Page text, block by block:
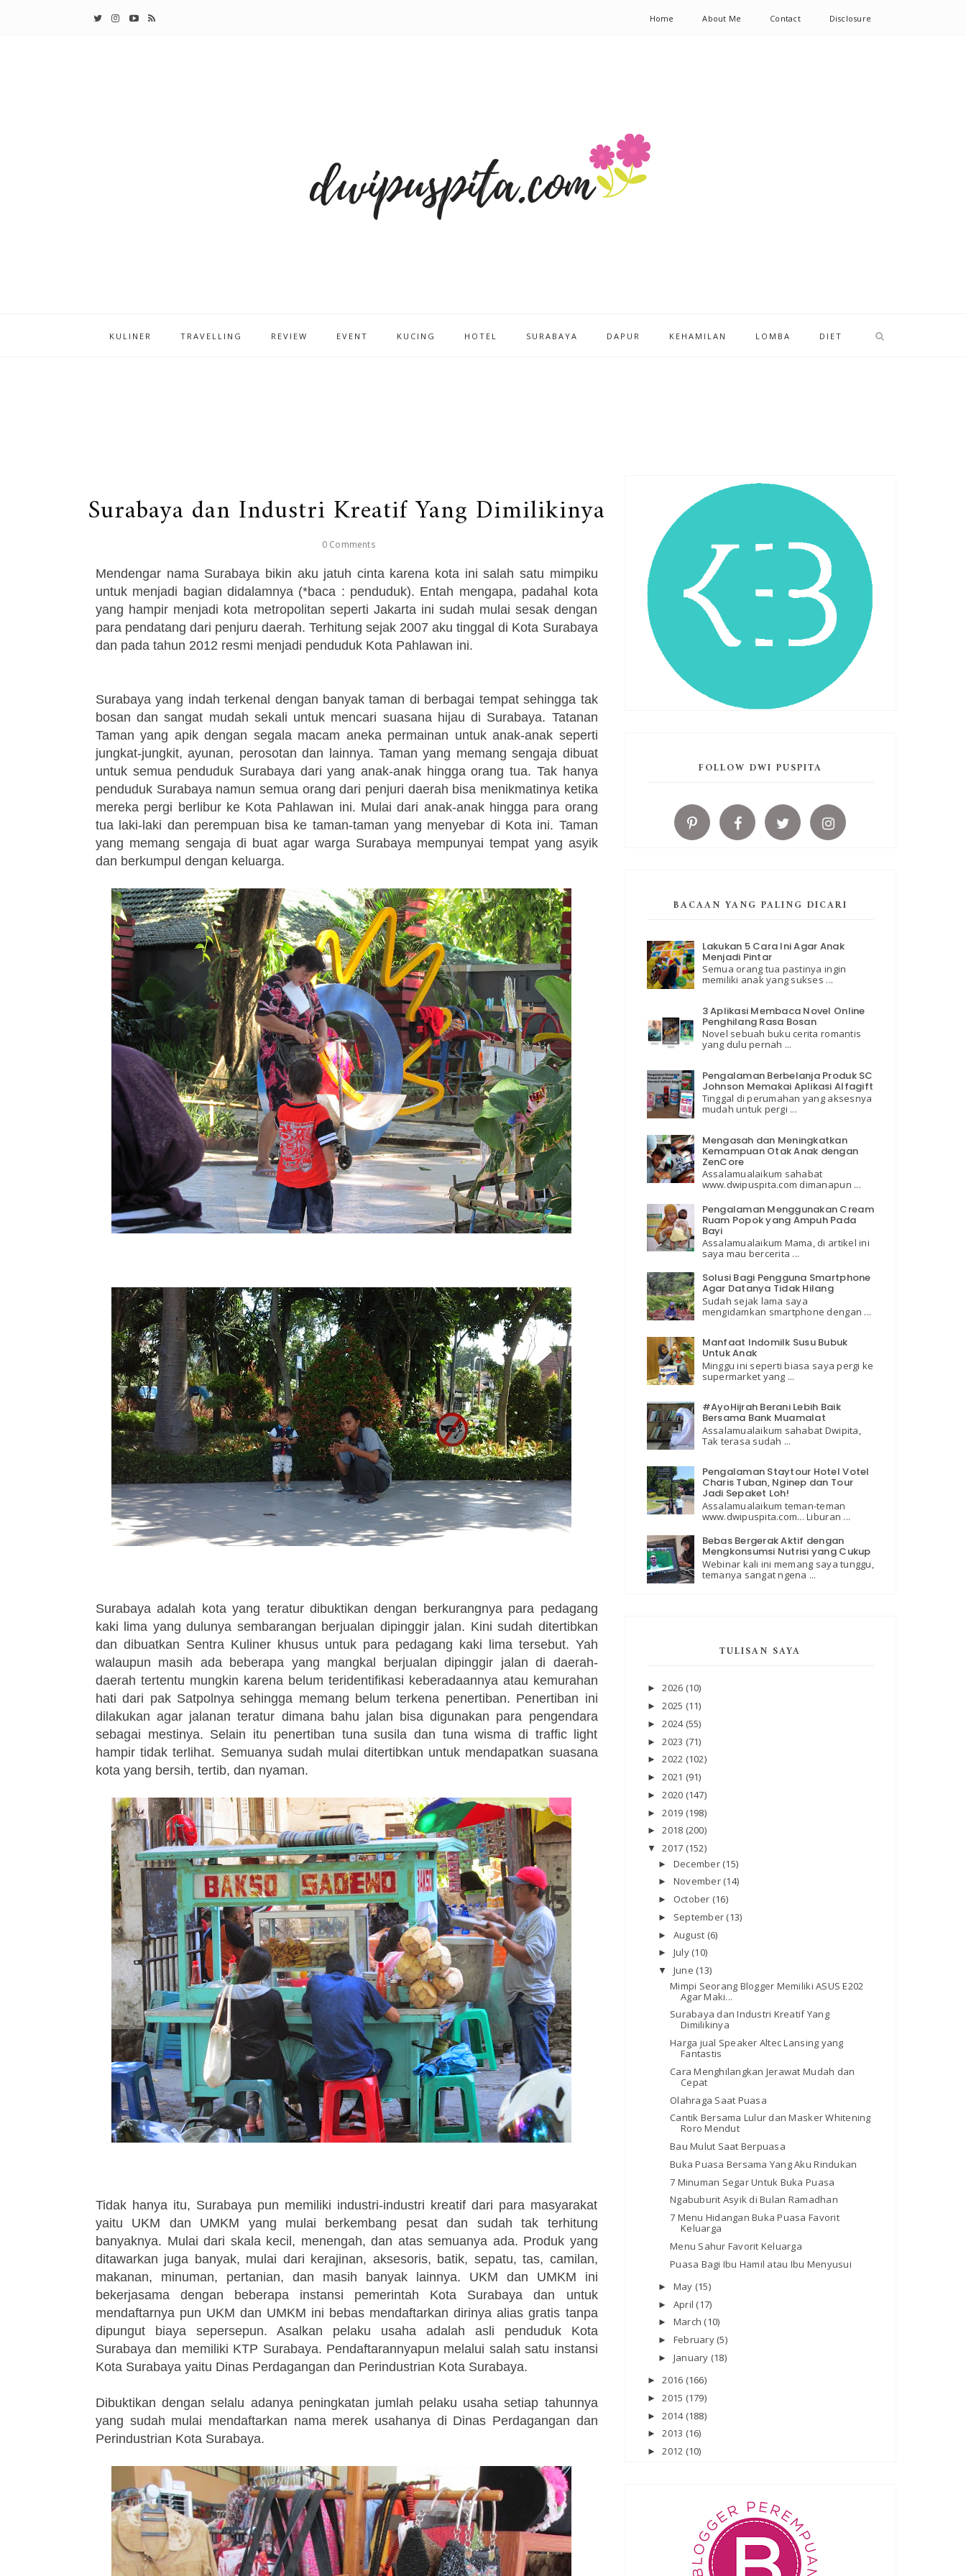
Home About Me Contact Disclosure
KULINER TRAVELLING REVIEW EVENT KUCING HOTEL SURABAYA DAPUR KEHAMILAN LOMBA DIET
Surabaya dan Industri Kreatif Yang Dimilikinya
0 Comments
Mendengar nama Surabaya bikin aku jatuh cinta karena kota ini salah satu mimpiku
untuk menjadi bagian didalamnya (*baca : penduduk). Entah mengapa, padahal kota
yang hampir menjadi kota metropolitan seperti Jakarta ini sudah mulai sesak dengan
para pendatang dari penjuru daerah. Terhitung sejak 2007 aku tinggal di Kota Surabaya
dan pada tahun 2012 resmi menjadi penduduk Kota Pahlawan ini.
Surabaya yang indah terkenal dengan banyak taman di berbagai tempat sehingga tak
bosan dan sangat mudah sekali untuk mencari suasana hijau di Surabaya. Tatanan
Taman yang apik dengan segala macam aneka permainan untuk anak-anak seperti
jungkat-jungkit, ayunan, perosotan dan lainnya. Taman yang memang sengaja dibuat
untuk semua penduduk Surabaya dari yang anak-anak hingga orang tua. Tak hanya
penduduk Surabaya namun semua orang dari penjuri daerah bisa menikmatinya ketika
mereka pergi berlibur ke Kota Pahlawan ini. Mulai dari anak-anak hingga para orang
tua laki-laki dan perempuan bisa ke taman-taman yang menyebar di Kota ini. Taman
yang memang sengaja di buat agar warga Surabaya mempunyai tempat yang asyik
dan berkumpul dengan keluarga.
Surabaya adalah kota yang teratur dibuktikan dengan berkurangnya para pedagang
kaki lima yang dulunya sembarangan berjualan dipinggir jalan. Kini sudah ditertibkan
dan dibuatkan Sentra Kuliner khusus untuk para pedagang kaki lima tersebut. Yah
walaupun masih ada beberapa yang mangkal berjualan dipinggir jalan di daerah-
daerah tertentu mungkin karena belum teridentifikasi keberadaannya atau kemurahan
hati dari pak Satpolnya sehingga memang belum terkena penertiban. Penertiban ini
dilakukan agar jalanan teratur dimana bahu jalan bisa digunakan para pengendara
sebagai mestinya. Selain itu penertiban tuna susila dan tuna wisma di traffic light
hampir tidak terlihat. Semuanya sudah mulai ditertibkan untuk mendapatkan suasana
kota yang bersih, tertib, dan nyaman.
Tidak hanya itu, Surabaya pun memiliki industri-industri kreatif dari para masyarakat
yaitu UKM dan UMKM yang mulai berkembang pesat dan sudah tak terhitung
banyaknya. Mulai dari skala kecil, menengah, dan atas semuanya ada. Produk yang
ditawarkan juga banyak, mulai dari kerajinan, aksesoris, batik, sepatu, tas, camilan,
makanan, minuman, pertanian, dan masih banyak lainnya. UKM dan UMKM ini
bekerjasama dengan beberapa instansi pemerintah Kota Surabaya dan untuk
mendaftarnya pun UKM dan UMKM ini bebas mendaftarkan dirinya alias gratis tanpa
dipungut biaya sepersepun. Asalkan pelaku usaha adalah asli penduduk Kota
Surabaya dan memiliki KTP Surabaya. Pendaftarannyapun melalui salah satu instansi
Kota Surabaya yaitu Dinas Perdagangan dan Perindustrian Kota Surabaya.
Dibuktikan dengan selalu adanya peningkatan jumlah pelaku usaha setiap tahunnya
yang sudah mulai mendaftarkan nama merek usahanya di Dinas Perdagangan dan
Perindustrian Kota Surabaya.
FOLLOW DWI PUSPITA
BACAAN YANG PALING DICARI
Lakukan 5 Cara Ini Agar Anak
Menjadi Pintar
Semua orang tua pastinya ingin
memiliki anak yang sukses ...
3 Aplikasi Membaca Novel Online
Penghilang Rasa Bosan
Novel sebuah buku cerita romantis
yang dulu pernah ...
Pengalaman Berbelanja Produk SC
Johnson Memakai Aplikasi Alfagift
Tinggal di perumahan yang aksesnya
mudah untuk pergi ...
Mengasah dan Meningkatkan
Kemampuan Otak Anak dengan
ZenCore
Assalamualaikum sahabat
www.dwipuspita.com dimanapun ...
Pengalaman Menggunakan Cream
Ruam Popok yang Ampuh Pada
Bayi
Assalamualaikum Mama, di artikel ini
saya mau bercerita ...
Solusi Bagi Pengguna Smartphone
Agar Datanya Tidak Hilang
Sudah sejak lama saya
mengidamkan smartphone dengan ...
Manfaat Indomilk Susu Bubuk
Untuk Anak
Minggu ini seperti biasa saya pergi ke
supermarket yang ...
#AyoHijrah Berani Lebih Baik
Bersama Bank Muamalat
Assalamualaikum sahabat Dwipita,
Tak terasa sudah ...
Pengalaman Staytour Hotel Votel
Charis Tuban, Nginep dan Tour
Jadi Sepaket Loh!
Assalamualaikum teman-teman
www.dwipuspita.com... Liburan ...
Bebas Bergerak Aktif dengan
Mengkonsumsi Nutrisi yang Cukup
Webinar kali ini memang saya tunggu,
temanya sangat ngena ...
TULISAN SAYA
►2026 (10)
►2025 (11)
►2024 (55)
►2023 (71)
►2022 (102)
►2021 (91)
►2020 (147)
►2019 (198)
►2018 (200)
▼2017 (152)
► December (15)
► November (14)
► October (16)
► September (13)
► August (6)
► July (10)
▼ June (13)
Mimpi Seorang Blogger Memiliki ASUS E202
Agar Maki...
Surabaya dan Industri Kreatif Yang
Dimilikinya
Harga jual Speaker Altec Lansing yang
Fantastis
Cara Menghilangkan Jerawat Mudah dan
Cepat
Olahraga Saat Puasa
Cantik Bersama Lulur dan Masker Whitening
Roro Mendut
Bau Mulut Saat Berpuasa
Buka Puasa Bersama Yang Aku Rindukan
7 Minuman Segar Untuk Buka Puasa
Ngabuburit Asyik di Bulan Ramadhan
7 Menu Hidangan Buka Puasa Favorit
Keluarga
Menu Sahur Favorit Keluarga
Puasa Bagi Ibu Hamil atau Ibu Menyusui
► May (15)
► April (17)
► March (10)
► February (5)
► January (18)
►2016 (166)
►2015 (179)
►2014 (188)
►2013 (16)
►2012 (10)